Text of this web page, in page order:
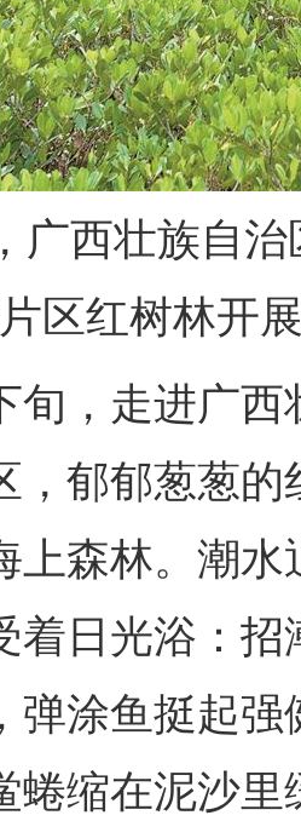
广西壮族自
区红树林开
，走进广西
，郁郁葱葱
上森林。潮
着日光浴：
弹涂鱼挺起
蜷缩在泥沙